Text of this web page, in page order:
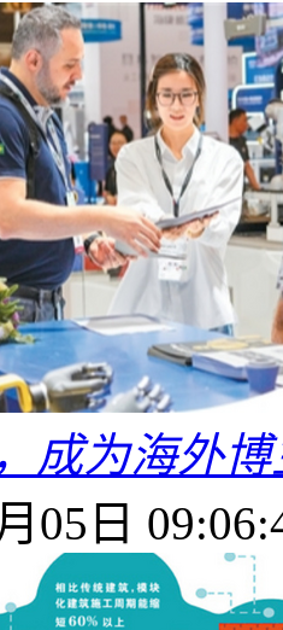
成为海外
05日